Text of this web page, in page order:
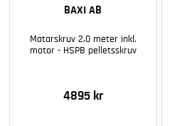
BAXI AB
Matarskruv 2,0 meter inkl.
motor - HSPB pelletsskruv
4895 kr